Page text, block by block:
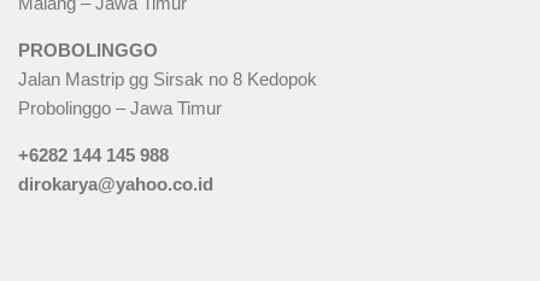
PROBOLINGGO
Jalan Mastrip gg Sirsak no 8 Kedopok
Probolinggo – Jawa Timur
+6282 144 145 988
dirokarya@yahoo.co.id